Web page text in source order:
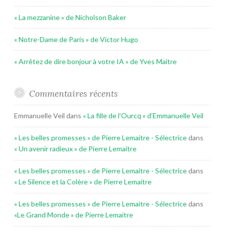
« La mezzanine » de Nicholson Baker
« Notre-Dame de Paris » de Victor Hugo
« Arrêtez de dire bonjour à votre IA » de Yves Maitre
Commentaires récents
Emmanuelle Veil dans « La fille de l’Ourcq » d’Emmanuelle Veil
« Les belles promesses » de Pierre Lemaitre - Sélectricedans
« Un avenir radieux » de Pierre Lemaitre
« Les belles promesses » de Pierre Lemaitre - Sélectricedans
« Le Silence et la Colère » de Pierre Lemaitre
« Les belles promesses » de Pierre Lemaitre - Sélectricedans
«Le Grand Monde » de Pierre Lemaitre